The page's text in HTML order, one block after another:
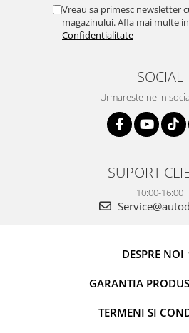
Vreau sa primesc newsletter
magazinului. Afla mai multe in
Confidentialitate
SOCIAL
Urmareste-ne in
SUPORT
10:00-16:00
DESPRE NOI
GARANTIA
TERMENI SI